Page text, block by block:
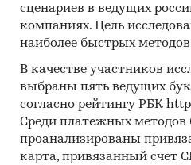
Печатные и
специализированные
аналитические
Ресурсы сети
Экспертные опросы.
Материалы
мирового рынков.
сценариев в ведущих
компаниях. Цель
наиболее быстрых
В качестве участников
выбраны пять ведущих
согласно рейтингу РБК
Среди платежных методов
проанализированы
карта, привязанный счет